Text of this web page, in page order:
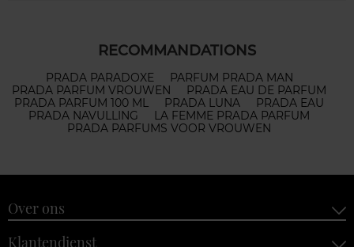
RECOMMANDATIONS
PRADA PARADOXE
PARFUM PRADA MAN
PRADA PARFUM VROUWEN
PRADA EAU DE PARFUM
PRADA PARFUM 100 ML
PRADA LUNA
PRADA EAU
PRADA NAVULLING
LA FEMME PRADA PARFUM
PRADA PARFUMS VOOR VROUWEN
Over ons
Klantendienst